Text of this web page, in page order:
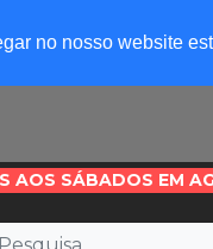
no nosso website
AOS SÁBADOS EM